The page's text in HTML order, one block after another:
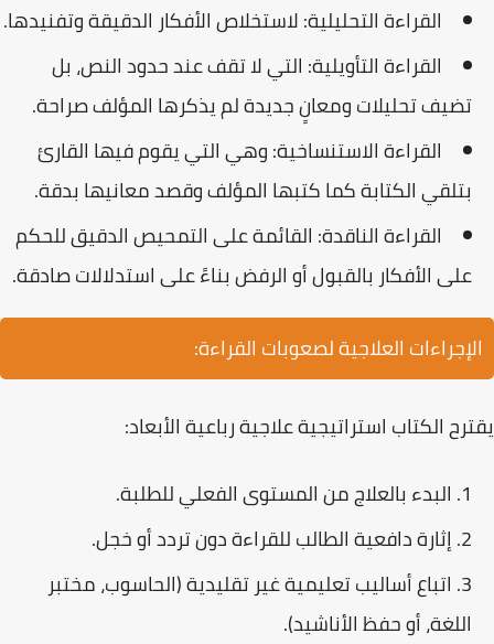
القراءة التحليلية:لاستخلاص الأفكار الدقيقة وتفنيدها.
القراءة التأويلية: التي لا تقف عند حدود النص، بل
تضيف تحليلات ومعانٍ جديدة لم يذكرها المؤلف صراحة.
القراءة الاستنساخية:وهي التي يقوم فيها القارئ
بتلقي الكتابة كما كتبها المؤلف وقصد معانيها بدقة.
القراءة الناقدة: القائمة على التمحيص الدقيق للحكم
على الأفكار بالقبول أو الرفض بناءً على استدلالات صادقة.
الإجراءات العلاجية لصعوبات القراءة:
يقترح الكتاب استراتيجية علاجية رباعية الأبعاد:
البدء بالعلاج من المستوى الفعلي للطلبة.
إثارة دافعية الطالب للقراءة دون تردد أو خجل.
اتباع أساليب تعليمية غير تقليدية (الحاسوب، مختبر
اللغة، أو حفظ الأناشيد).